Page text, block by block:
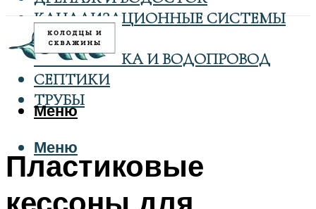
КАНАЛИЗАЦИОННЫЕ СИСТЕМЫ
КОЛОДЦЫ
САНТЕХНИКА И ВОДОПРОВОД
СЕПТИКИ
ТРУБЫ
Меню
Меню
Пластиковые